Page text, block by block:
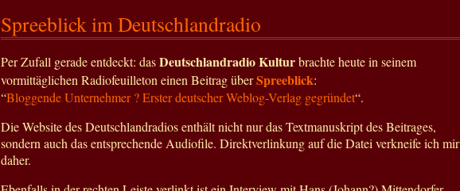
Spreeblick im Deutschlandradio
Per Zufall gerade entdeckt: dasDeutschlandradio Kulturbrachte heute in seinem
vormittäglichen Radiofeuilleton einen Beitrag überSpreeblick:
“Bloggende Unternehmer ? Erster deutscher Weblog-Verlag gegründet“.
Die Website des Deutschlandradios enthält nicht nur das Textmanuskript des Beitrages,
sondern auch das entsprechende Audiofile. Direktverlinkung auf die Datei verkneife ich mir
daher.